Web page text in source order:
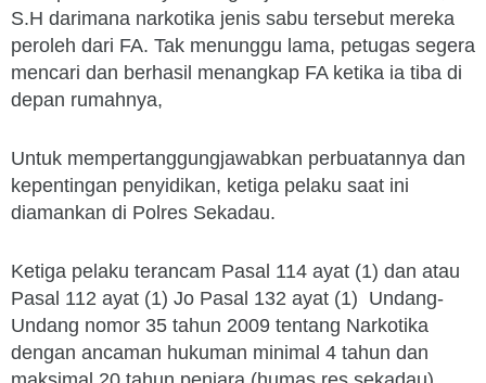
S.H darimana narkotika jenis sabu tersebut mereka
peroleh dari FA. Tak menunggu lama, petugas segera
mencari dan berhasil menangkap FA ketika ia tiba di
depan rumahnya,
Untuk mempertanggungjawabkan perbuatannya dan
kepentingan penyidikan, ketiga pelaku saat ini
diamankan di Polres Sekadau.
Ketiga pelaku terancam Pasal 114 ayat (1) dan atau
Pasal 112 ayat (1) Jo Pasal 132 ayat (1) Undang-
Undang nomor 35 tahun 2009 tentang Narkotika
dengan ancaman hukuman minimal 4 tahun dan